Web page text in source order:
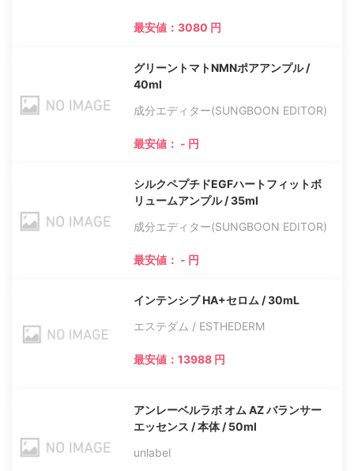
最安値：3080 円
グリーントマトNMNポアアンプル /
40ml
成分エディター(SUNGBOON EDITOR)
最安値： - 円
シルクペプチドEGFハートフィットボ
リュームアンプル / 35ml
成分エディター(SUNGBOON EDITOR)
最安値： - 円
インテンシブ HA+セロム / 30mL
エステダム / ESTHEDERM
最安値：13988 円
アンレーベルラボ オム AZ バランサー
エッセンス / 本体 / 50ml
unlabel